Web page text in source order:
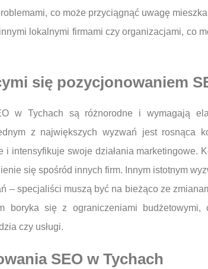
co może przyciągnąć uwagę
lokalnymi firmami czy organizacjami, co
się pozycjonowaniem
w Tychach są różnorodne i wymagają
z największych wyzwań jest rosnąca
swoje działania marketingowe.
się spośród innych firm. Innym istotnym
– specjaliści muszą być na bieżąco ze
się z ograniczeniami budżetowymi,
czy usługi.
SEO w Tychach